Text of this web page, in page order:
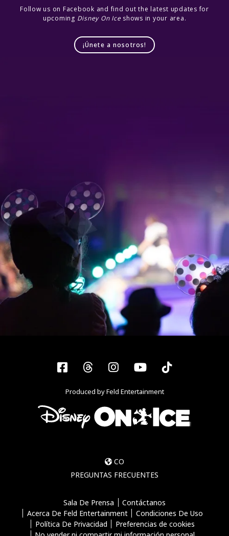
Follow us on Facebook and find out the latest updates for
upcoming Disney On Iceshows in your area.
¡Únete a nosotros!
Facebook
ThreadsInstagram
YouTubeTiktok
Produced by Feld Entertainment
CO
PREGUNTAS FRECUENTES
Sala De Prensa
Contáctanos
Acerca De Feld Entertainment
Condiciones De Uso
Política De Privacidad
Preferencias de cookies